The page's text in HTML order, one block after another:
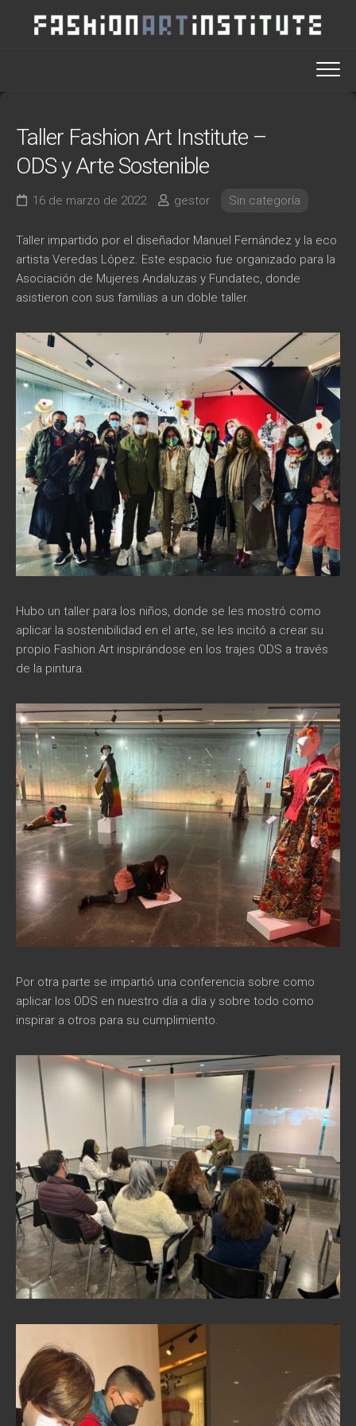
Taller Fashion Art Institute –
ODS y Arte Sostenible
16 de marzo de 2022 gestor Sin categoría
Taller impartido por el diseñador Manuel Fernández y la eco
artista Veredas López. Este espacio fue organizado para la
Asociación de Mujeres Andaluzas y Fundatec, donde
asistieron con sus familias a un doble taller.
Hubo un taller para los niños, donde se les mostró como
aplicar la sostenibilidad en el arte, se les incitó a crear su
propio Fashion Art inspirándose en los trajes ODS a través
de la pintura.
Por otra parte se impartió una conferencia sobre como
aplicar los ODS en nuestro día a día y sobre todo como
inspirar a otros para su cumplimiento.